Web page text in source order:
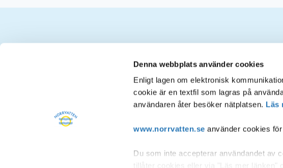
Denna webbplats använder cookies
Enligt lagen om elektronisk
cookie är en textfil som lagras på
användaren åter besöker nätplatsen. Läs
www.norrvatten.se använder cookies
Du som inte accepterar användandet av
tillåter cookies eller via "Läs mer länken"
Postadress
Norrvatten
169 02 SOLNA
08-627 37 00
Om
Inloggning
Hantering